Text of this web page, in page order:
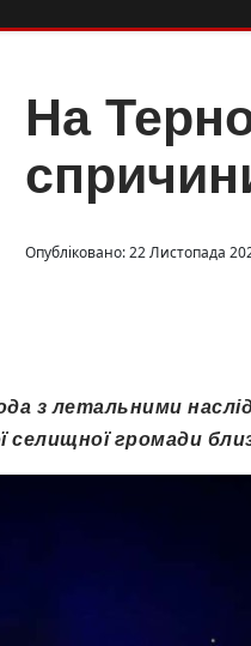
На
Опубліковано: 22 Листопада
з летальними
селищної громади